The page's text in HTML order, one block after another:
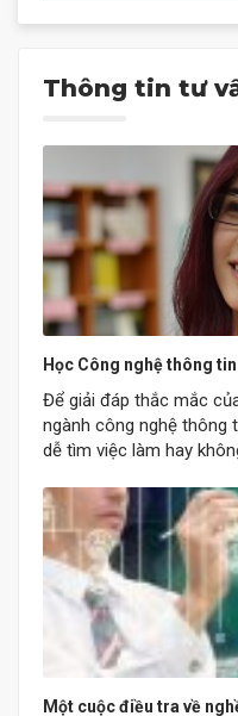
Thông tin tư
Học Công nghệ thông
Để giải đáp thắc mắc
ngành công nghệ thông
dễ tìm việc làm hay
của ngành công nghệ
Một cuộc điều tra về